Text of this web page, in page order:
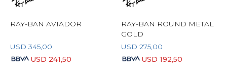
RAY-BAN AVIADOR
USD 345,00
USD 241,50
RAY-BAN ROUND METAL
GOLD
USD 275,00
USD 192,50